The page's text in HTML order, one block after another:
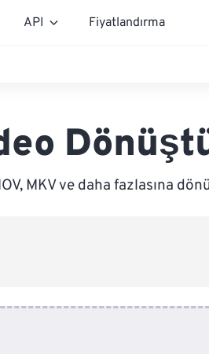
API Fiyatlandırma
MKV ve daha fazlasına